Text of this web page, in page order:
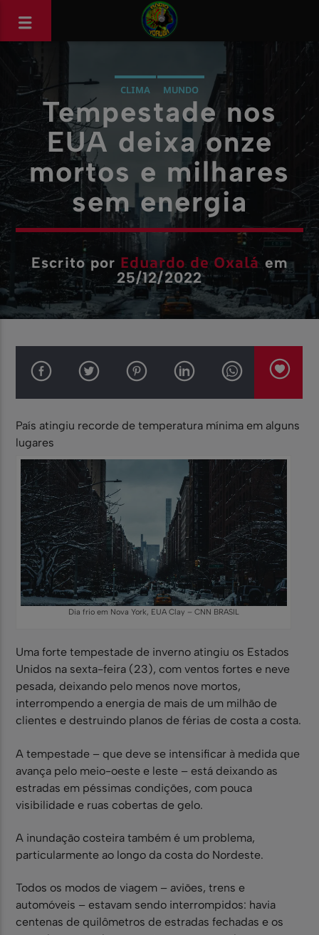
CLIMA MUNDO
Tempestade nos
EUA deixa onze
mortos e milhares
sem energia
Escrito por Eduardo de Oxalá em
25/12/2022
País atingiu recorde de temperatura mínima em alguns
lugares
Dia frio em Nova York, EUA Clay – CNN BRASIL
Uma forte tempestade de inverno atingiu os Estados
Unidos na sexta-feira (23), com ventos fortes e neve
pesada, deixando pelo menos nove mortos,
interrompendo a energia de mais de um milhão de
clientes e destruindo planos de férias de costa a costa.
A tempestade – que deve se intensificar à medida que
avança pelo meio-oeste e leste – está deixando as
estradas em péssimas condições, com pouca
visibilidade e ruas cobertas de gelo.
A inundação costeira também é um problema,
particularmente ao longo da costa do Nordeste.
Todos os modos de viagem – aviões, trens e
automóveis – estavam sendo interrompidos: havia
centenas de quilômetros de estradas fechadas e os